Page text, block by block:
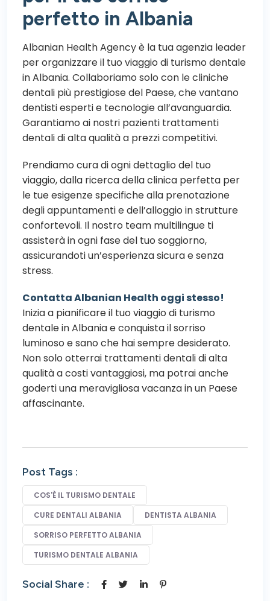
perfetto in Albania
Albanian Health Agency è la tua agenzia leader
per organizzare il tuo viaggio di turismo dentale
in Albania. Collaboriamo solo con le cliniche
dentali più prestigiose del Paese, che vantano
dentisti esperti e tecnologie all’avanguardia.
Garantiamo ai nostri pazienti trattamenti
dentali di alta qualità a prezzi competitivi.
Prendiamo cura di ogni dettaglio del tuo
viaggio, dalla ricerca della clinica perfetta per
le tue esigenze specifiche alla prenotazione
degli appuntamenti e dell’alloggio in strutture
confortevoli. Il nostro team multilingue ti
assisterà in ogni fase del tuo soggiorno,
assicurandoti un’esperienza sicura e senza
stress.
Contatta Albanian Health oggi stesso!
Inizia a pianificare il tuo viaggio di turismo
dentale in Albania e conquista il sorriso
luminoso e sano che hai sempre desiderato.
Non solo otterrai trattamenti dentali di alta
qualità a costi vantaggiosi, ma potrai anche
goderti una meravigliosa vacanza in un Paese
affascinante.
Post Tags :
COS'È IL TURISMO DENTALE
CURE DENTALI ALBANIA
DENTISTA ALBANIA
SORRISO PERFETTO ALBANIA
TURISMO DENTALE ALBANIA
Social Share :